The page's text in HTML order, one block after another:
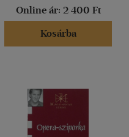
Online ár: 2 400 Ft
Kosárba